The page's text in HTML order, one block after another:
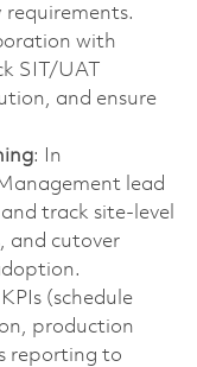
with
SIT/UAT
and ensure
: In
lead
track site-level
and cutover
KPIs (schedule
production
reporting to